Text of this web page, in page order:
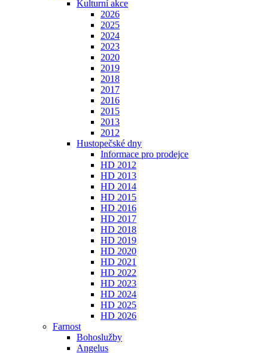
Kulturní akce
2026
2025
2024
2023
2020
2019
2018
2017
2016
2015
2013
2012
Hustopečské dny
Informace pro prodejce
HD 2012
HD 2013
HD 2014
HD 2015
HD 2016
HD 2017
HD 2018
HD 2019
HD 2020
HD 2021
HD 2022
HD 2023
HD 2024
HD 2025
HD 2026
Farnost
Bohoslužby
Angelus